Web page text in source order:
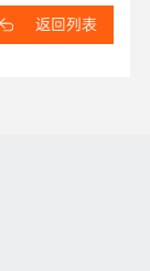
返回列表